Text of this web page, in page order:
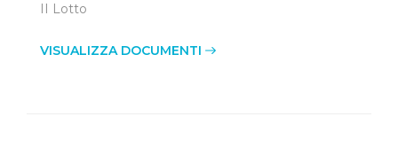
II Lotto
VISUALIZZA DOCUMENTI